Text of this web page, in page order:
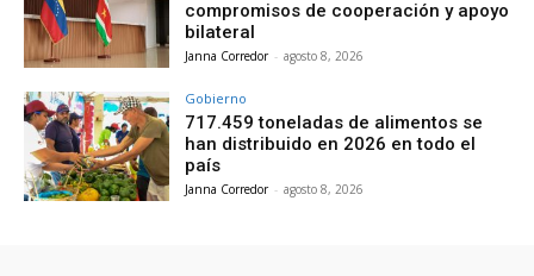
compromisos de cooperación y apoyo
bilateral
Janna Corredor - agosto 8, 2026
Gobierno
717.459 toneladas de alimentos se
han distribuido en 2026 en todo el
país
Janna Corredor - agosto 8, 2026